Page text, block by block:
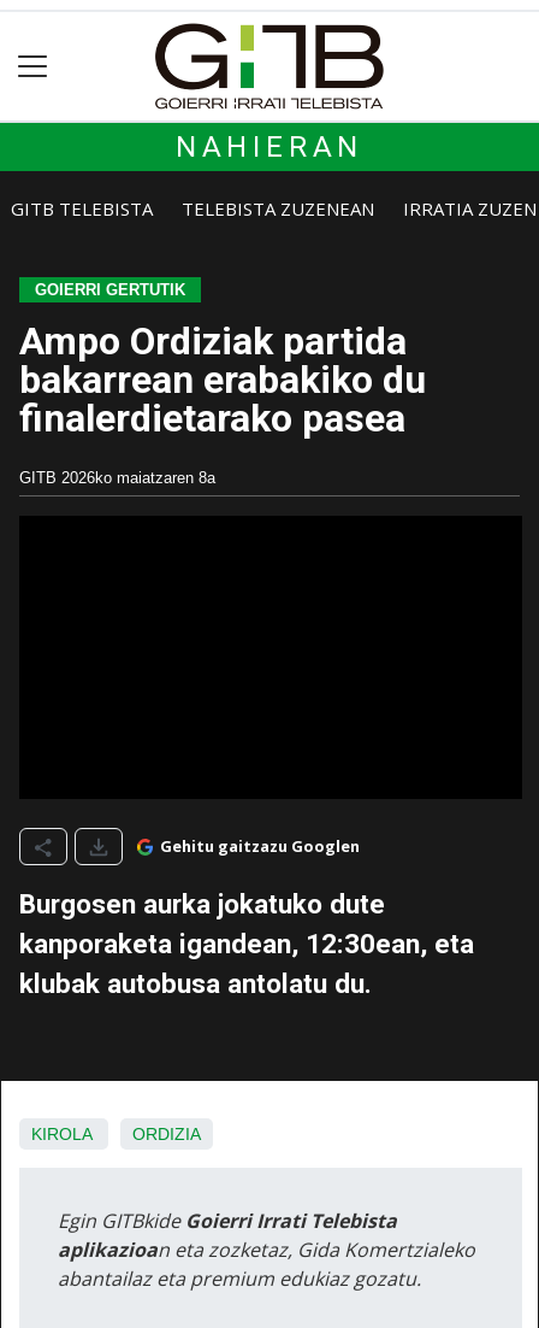
NAHIERAN
GITB TELEBISTA TELEBISTA ZUZENEAN IRRATIA
GOIERRI GERTUTIK
Ampo Ordiziak partida
bakarrean erabakiko du
finalerdietarako pasea
GITB 2026ko maiatzaren 8a
Gehitu gaitzazu Googlen
Burgosen aurka jokatuko dute
kanporaketa igandean, 12:30ean, eta
klubak autobusa antolatu du.
KIROLA ORDIZIA
Egin GITBkide Goierri Irrati Telebista
aplikazioan eta zozketaz, Gida Komertzialeko
abantailaz eta premium edukiaz gozatu.